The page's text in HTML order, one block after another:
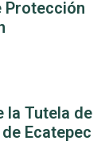
Protección
la Tutela de
Ecatepec